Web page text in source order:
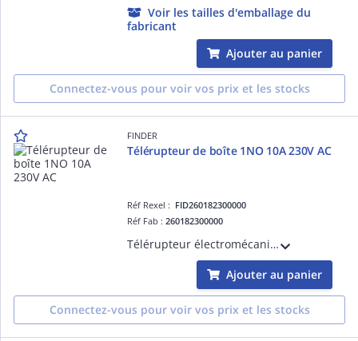
Voir les tailles d'emballage du
fabricant
Ajouter au panier
Connectez-vous pour voir vos prix et les stocks
FINDER
Télérupteur de boîte 1NO 10A 230V AC
Réf Rexel : FID260182300000
Réf Fab :260182300000
Télérupteur électromécanique de boîte unipolaire 1NO 10A 230V AC, bornes à cage
Ajouter au panier
Connectez-vous pour voir vos prix et les stocks